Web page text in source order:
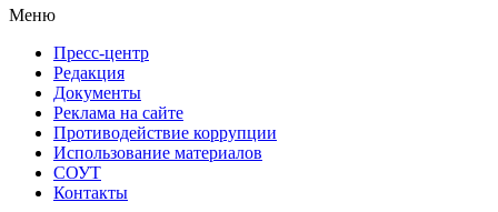
Меню
Пресс-центр
Редакция
Документы
Реклама на сайте
Противодействие коррупции
Использование материалов
СОУТ
Контакты